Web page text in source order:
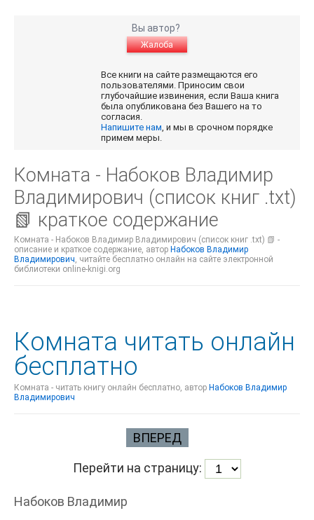
Вы автор?
Жалоба
Все книги на сайте размещаются его
пользователями. Приносим свои
глубочайшие извинения, если Ваша книга
была опубликована без Вашего на то
согласия.
Напишите нам, и мы в срочном порядке
примем меры.
Комната - Набоков Владимир
Владимирович (список книг .txt)
📗 краткое содержание
Комната - Набоков Владимир Владимирович (список книг .txt) 📗 -
описание и краткое содержание, автор Набоков Владимир
Владимирович, читайте бесплатно онлайн на сайте электронной
библиотеки online-knigi.org
Комната читать онлайн
бесплатно
Комната - читать книгу онлайн бесплатно, автор Набоков Владимир
Владимирович
ВПЕРЕД
Перейти на страницу:
Набоков Владимир